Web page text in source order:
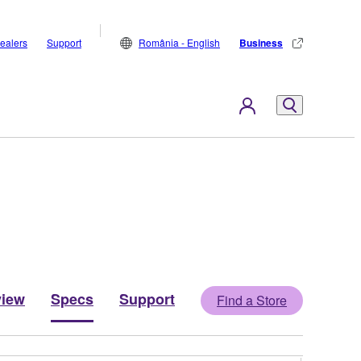
Support România - English Business
Specs Support Find a Store